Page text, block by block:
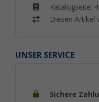
Katalogseite:
Diesen Artikel
UNSER SERVICE
Sichere
IWH Aluminium
99€